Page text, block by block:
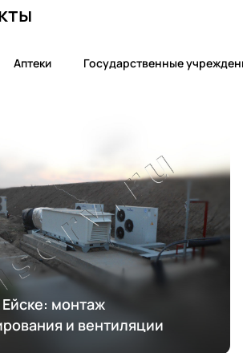
Аптеки Государственные
монтаж
и вентиляции